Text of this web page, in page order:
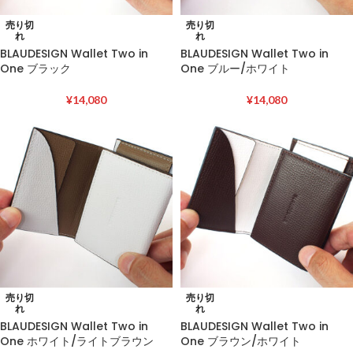
売り切
れ
BLAUDESIGN Wallet Two in
One ブラック
¥14,080
売り切
れ
BLAUDESIGN Wallet Two in
One ブルー/ホワイト
¥14,080
売り切
れ
BLAUDESIGN Wallet Two in
One ホワイト/ライトブラウン
売り切
れ
BLAUDESIGN Wallet Two in
One ブラウン/ホワイト